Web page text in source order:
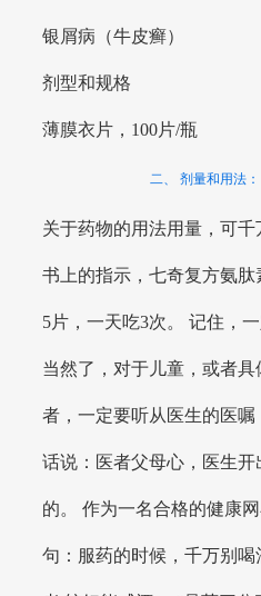
银屑病（牛皮癣）
剂型和规格
薄膜衣片，100片/瓶
二、 剂量和用法
关于药物的用法用量，可
书上的指示，七奇复方氨
5片，一天吃3次。 记住，
当然了，对于儿童，或者
者，一定要听从医生的医
话说：医者父母心，医生
的。 作为一名合格的健康
句：服药的时候，千万别